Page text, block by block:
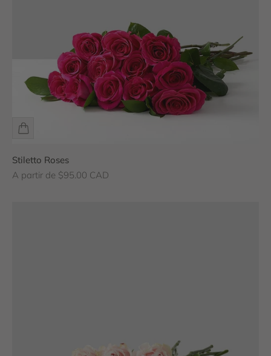
Stiletto Roses
Prix de vente
A partir de $95.00 CAD